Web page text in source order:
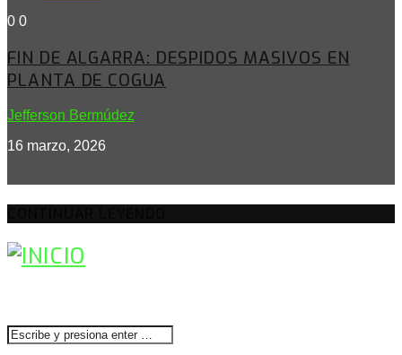
0 0
FIN DE ALGARRA: DESPIDOS MASIVOS EN
PLANTA DE COGUA
Jefferson Bermúdez
16 marzo, 2026